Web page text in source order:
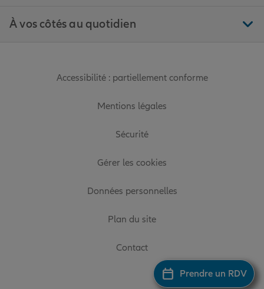
Prendre un RDV
À vos côtés au quotidien
Accessibilité : partiellement conforme
Mentions légales
Sécurité
Gérer les cookies
Données personnelles
Plan du site
Contact